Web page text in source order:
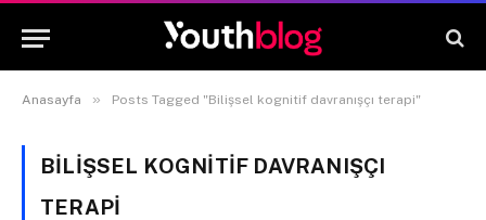
Anasayfa » Posts Tagged "Bilişsel kognitif davranışçı terapi"
BILIŞSEL KOGNITIF DAVRANIŞÇI
TERAPI